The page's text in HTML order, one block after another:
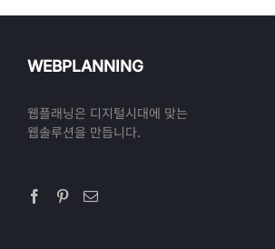
WEBPLANNING
웹플래닝은 디지털시대에 맞는
웹솔루션을 만듭니다.